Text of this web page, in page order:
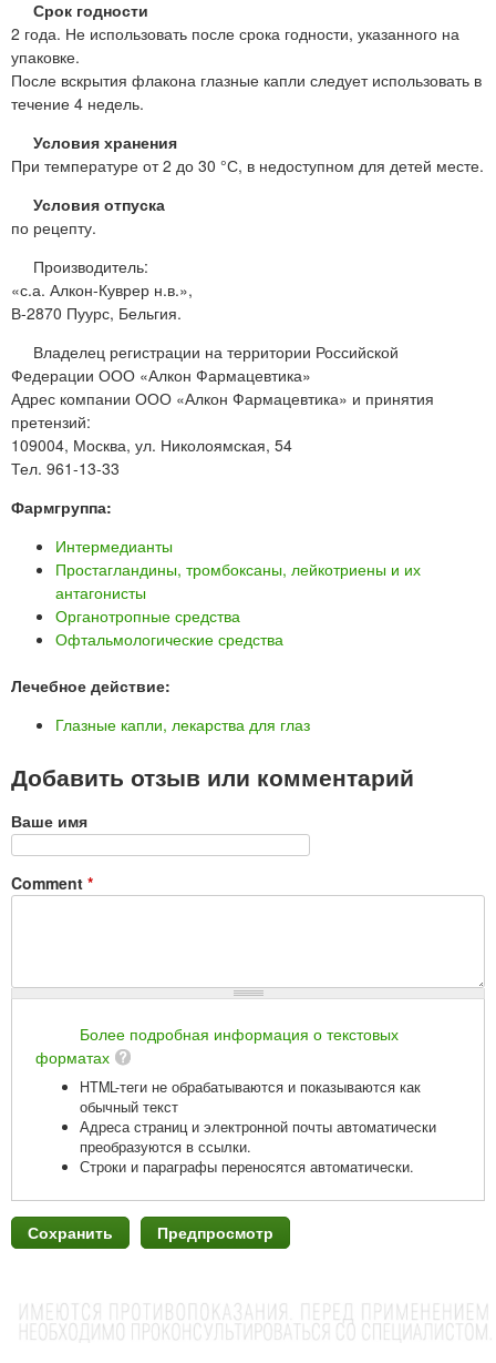
Срок годности
2 года. Не использовать после срока годности, указанного на
упаковке.
После вскрытия флакона глазные капли следует использовать в
течение 4 недель.
Условия хранения
При температуре от 2 до 30 °С, в недоступном для детей месте.
Условия отпуска
по рецепту.
Производитель:
«с.а. Алкон-Куврер н.в.»,
В-2870 Пуурс, Бельгия.
Владелец регистрации на территории Российской
Федерации ООО «Алкон Фармацевтика»
Адрес компании ООО «Алкон Фармацевтика» и принятия
претензий:
109004, Москва, ул. Николоямская, 54
Тел. 961-13-33
Фармгруппа:
Интермедианты
Простагландины, тромбоксаны, лейкотриены и их
антагонисты
Органотропные средства
Офтальмологические средства
Лечебное действие:
Глазные капли, лекарства для глаз
Добавить отзыв или комментарий
Ваше имя
Comment *
Более подробная информация о текстовых
форматах
HTML-теги не обрабатываются и показываются как
обычный текст
Адреса страниц и электронной почты автоматически
преобразуются в ссылки.
Строки и параграфы переносятся автоматически.